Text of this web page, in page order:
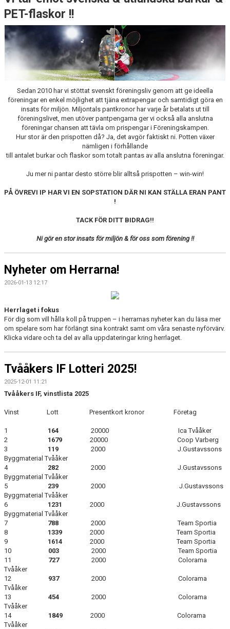
BILDGALLERI
KLUBBSHOP
PET-flaskor !!
Sedan 2010 har vi stöttat svenskt föreningsliv genom att ge ideella
föreningar en enkel möjlighet att tjäna extrapengar och samtidigt göra en
insats för miljön. Miljontals pantkronor har varje år betalats ut till
föreningslivet, men utöver pantpengarna ger vi också alla anslutna
föreningar chansen att tävla om prispengar i Föreningskampen.
Hur stor är den prispotten då? Ja, det avgör faktiskt ni. Potten växer
nämligen i förhållande
till antalet burkar och flaskor som totalt pantas av alla anslutna föreningar.
Ju mer ni pantar desto större blir alltså prispotten – win-win!
PÅ ÖVREVI IP HAR VI EN SOPSTATION DÄR NI KAN STÄLLA ERAN PANT
!
TACK FÖR DITT BIDRAG!!
Ni gör en stor insats för miljön & för oss som förening !!
Nyheter om Herrarna!
2026-01-13 12:17
Herrlaget i fokus
För dig som vill hålla koll på truppen – i herrarnas nyheter kan du läsa mer
om spelare som har förlängt sina kontrakt samt om våra senaste nyförvärv.
Klicka vidare och ta del av alla uppdateringar kring herrlaget.
Tvååkers IF Lotteri 2025!
2025-12-01 11:21
Tvååkers IF, vinstlista 2025
Vinst Lott Presentkort kronor Företag
1 164 20000
Ica Tvååker
2
1679 20000
Coop Varberg
3
119 2000
J.Gustavssons
Byggmaterial Tvååker
4
282 2000
J.Gustavssons
Byggmaterial Tvååker
5
239 2000
J.Gustavssons
Byggmaterial Tvååker
6
1231 2000
J.Gustavssons
Byggmaterial Tvååker
7
788 2000
Team Sportia
8
1339 2000
Team Sportia
9
1614 2000
Team Sportia
10
003 2000
Team Sportia
11
727 2000
Colorama
Tvååker
12
937 2000
Colorama
Tvååker
13
454 2000
Colorama
Tvååker
14
1849 2000
Colorama
Tvååker